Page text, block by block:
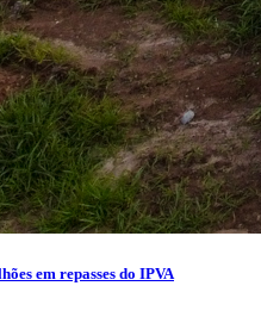
em repasses do IPVA